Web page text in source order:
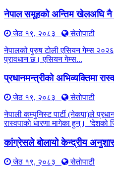
नेपाल समूहको अन्तिम खेलअघि नै
जेठ १९, २०८३
सेतोपाटी
नेपालको पुरुष टोली एसियन गेम्स २०२६
प्रावधान छ। एसियन गेम्स...
प्रधानमन्त्रीको अभिव्यक्तिमा
जेठ १९, २०८३
सेतोपाटी
नेपाली कम्युनिस्ट पार्टी (नेकपा)ले
रास्वपाको धारणा मागेका हुन्। 'देशको
कांग्रेसले बोलायो केन्द्रीय
जेठ १९, २०८३ सेतोपाटी